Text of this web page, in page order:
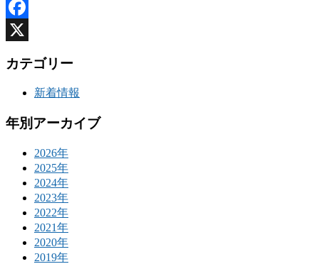
Facebook
カテゴリー
新着情報
年別アーカイブ
2026年
2025年
2024年
2023年
2022年
2021年
2020年
2019年